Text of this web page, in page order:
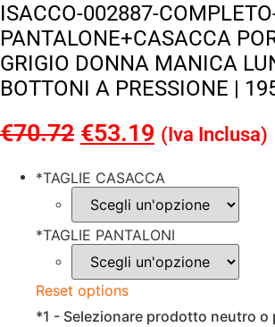
ISACCO-002887-
PANTALONE+CASACCA
GRIGIO DONNA MANICA
BOTTONI A PRESSIONE |
€70.72 Il
originale
era:
€70.72.
€53.19 Il
attuale
è:
€53.19.
(Iva Inclusa)
*TAGLIE CASACCA
*TAGLIE PANTALONI
Reset options
*1 - Selezionare prodotto neutro o